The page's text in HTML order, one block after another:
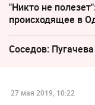
"Никто не
происходящее в
Соседов:
27 мая 2019, 10:22